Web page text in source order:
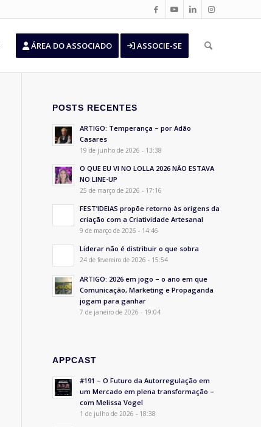
ÁREA DO ASSOCIADO ASSOCIE-SE
POSTS RECENTES
ARTIGO: Temperança – por Adão
Casares
19 de junho de 2026 - 13:38
O QUE EU VI NO LOLLA 2026 NÃO ESTAVA
NO LINE-UP
25 de março de 2026 - 17:16
FEST’IDEIAS propõe retorno às origens da
criação com a Criatividade Artesanal
9 de março de 2026 - 14:46
Liderar não é distribuir o que sobra
24 de fevereiro de 2026 - 15:54
ARTIGO: 2026 em jogo – o ano em que
Comunicação, Marketing e Propaganda
jogam para ganhar
7 de janeiro de 2026 - 19:04
APPCAST
#191 – O Futuro da Autorregulação em
um Mercado em plena transformação –
com Melissa Vogel
1 de julho de 2026 - 18:38